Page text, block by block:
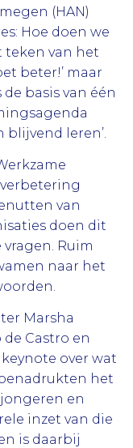
(HAN)
Hoe doen we
teken van het
beter!’ maar
basis van één
blijvend leren’.
van
doen dit
Ruim
naar het
Marsha
Castro en
over wat
het
en
inzet van die
is daarbij